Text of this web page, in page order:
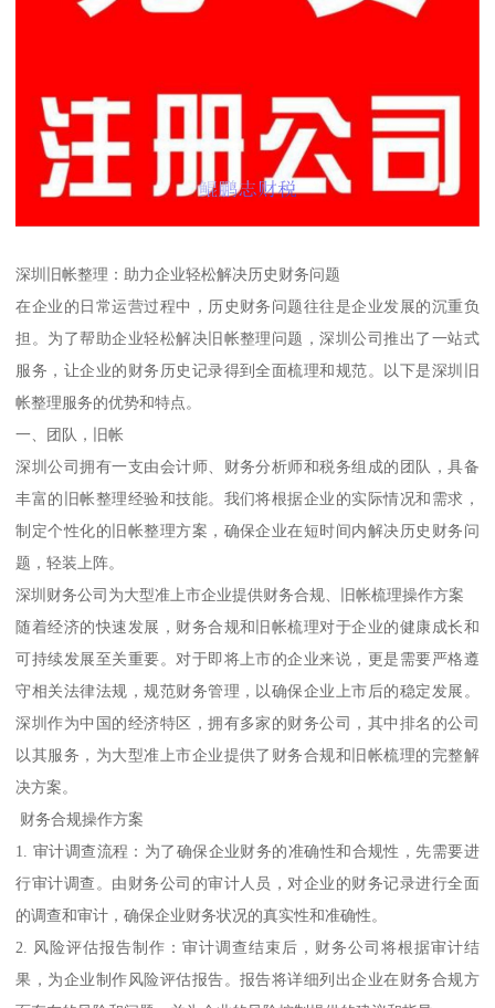
深圳旧帐整理：助力企业轻松解决历史财务问题
在企业的日常运营过程中，历史财务问题往往是企业发展的沉重负
担。为了帮助企业轻松解决旧帐整理问题，深圳公司推出了一站式
服务，让企业的财务历史记录得到全面梳理和规范。以下是深圳旧
帐整理服务的优势和特点。
一、团队，旧帐
深圳公司拥有一支由会计师、财务分析师和税务组成的团队，具备
丰富的旧帐整理经验和技能。我们将根据企业的实际情况和需求，
制定个性化的旧帐整理方案，确保企业在短时间内解决历史财务问
题，轻装上阵。
深圳财务公司为大型准上市企业提供财务合规、旧帐梳理操作方案
随着经济的快速发展，财务合规和旧帐梳理对于企业的健康成长和
可持续发展至关重要。对于即将上市的企业来说，更是需要严格遵
守相关法律法规，规范财务管理，以确保企业上市后的稳定发展。
深圳作为中国的经济特区，拥有多家的财务公司，其中排名的公司
以其服务，为大型准上市企业提供了财务合规和旧帐梳理的完整解
决方案。
财务合规操作方案
1. 审计调查流程：为了确保企业财务的准确性和合规性，先需要进
行审计调查。由财务公司的审计人员，对企业的财务记录进行全面
的调查和审计，确保企业财务状况的真实性和准确性。
2. 风险评估报告制作：审计调查结束后，财务公司将根据审计结
果，为企业制作风险评估报告。报告将详细列出企业在财务合规方